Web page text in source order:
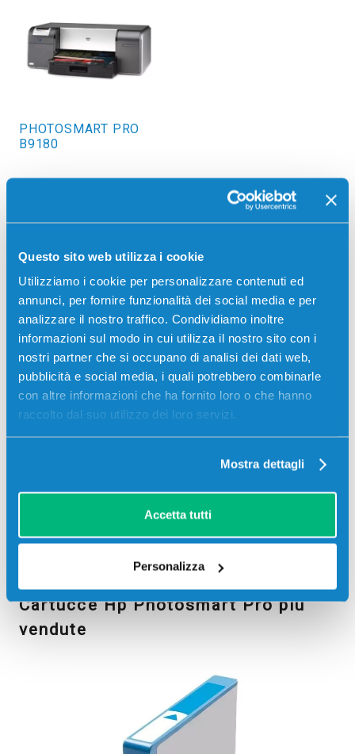
Questo sito web utilizza i cookie
Utilizziamo i cookie per personalizzare contenuti ed
annunci, per fornire funzionalità dei social media e per
analizzare il nostro traffico. Condividiamo inoltre
informazioni sul modo in cui utilizza il nostro sito con i
nostri partner che si occupano di analisi dei dati web,
pubblicità e social media, i quali potrebbero combinarle
con altre informazioni che ha fornito loro o che hanno
raccolto dal suo utilizzo dei loro servizi.
Mostra dettagli
Accetta tutti
Personalizza
PHOTOSMART PRO
B9180
PHOTOSMART PRO
B8850
PHOTOSMART PRO
B9180GP
B8553
PHOTOSMART PRO
B8558
Cartucce Hp Photosmart Pro più
vendute